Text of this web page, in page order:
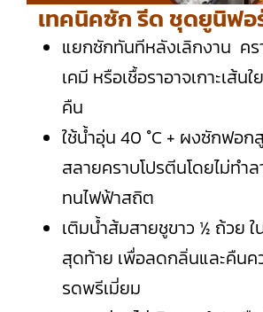
เทคนิคซัก รีด ชุดยูนิฟอ
แยกซักทันทีหลังเลิกงาน คร
เคมี หรือเชื้อราอาจเกาะเส้น
คืน
ใช้น้ำอุ่น 40 °C + ผงซักฟอ
สลายคราบโปรตีนโดยไม่ทำ
ทนไฟฟ้าสถิต
เติมน้ำส้มสายชูขาว ½ ถ้วย ใ
สุดท้าย เพื่อลดกลิ่นและคืนค
รดพรีเมี่ยม